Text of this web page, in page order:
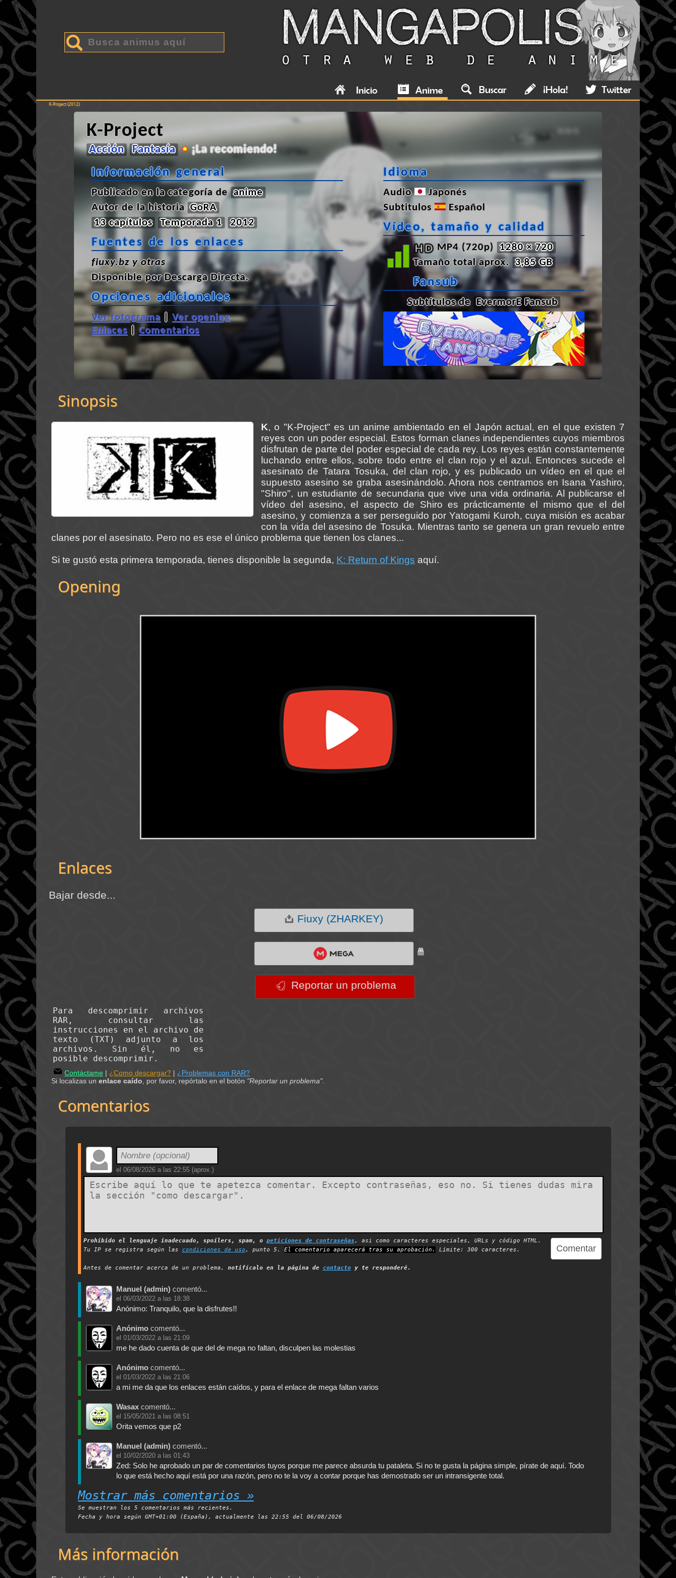
K-Project (2012)
K-Project
Acción Fantasía ¡La recomiendo!
Información general
Publicado en la categoría de anime
Autor de la historia GoRA
13 capítulos
Temporada 1 2012
Fuentes de los enlaces
fiuxy.bz y otras
Disponible por Descarga Directa.
Opciones adicionales
Ver fotograma
Ver opening
Enlaces
Comentarios
Idioma
Audio
Japonés
Subtitulos
Español
Vídeo, tamaño y calidad
MP4 (720p)
1280 × 720
Tamaño total aprox. 3,85 GB
Fansub
Subtítulos de EvermorE Fansub
Sinopsis
K, o "K-Project" es un anime ambientado en el Japón actual, en el que existen 7
reyes con un poder especial. Estos forman clanes independientes cuyos miembros
disfrutan de parte del poder especial de cada rey. Los reyes están constantemente
luchando entre ellos, sobre todo entre el clan rojo y el azul. Entonces sucede el
asesinato de Tatara Tosuka, del clan rojo, y es publicado un vídeo en el que el
supuesto asesino se graba asesinándolo. Ahora nos centramos en Isana Yashiro,
"Shiro", un estudiante de secundaria que vive una vida ordinaria. Al publicarse el
vídeo del asesino, el aspecto de Shiro es prácticamente el mismo que el del
asesino, y comienza a ser perseguido por Yatogami Kuroh, cuya misión es acabar
con la vida del asesino de Tosuka. Mientras tanto se genera un gran revuelo entre
clanes por el asesinato. Pero no es ese el único problema que tienen los clanes...
Si te gustó esta primera temporada, tienes disponible la segunda, K: Return of Kings aquí.
Opening
Enlaces
Bajar desde...
Fiuxy (ZHARKEY)
Reportar un problema
Para descomprimir archivos
RAR, consultar las
instrucciones en el archivo de
texto (TXT) adjunto a los
archivos. Sin él, no es
posible descomprimir.
Contáctame | ¿Como descargar? | ¿Problemas con RAR?
Si localizas un enlace caído , por favor, repórtalo en el botón "Reportar un problema".
Comentarios
el 06/08/2026 a las 22:55(aprox.)
Prohibido el lenguaje inadecuado, spoilers, spam, o peticiones de contraseñas, asi como caracteres especiales, URLs y código HTML.
Tu IP se registra según las condiciones de uso, punto 5. El comentario aparecerá tras su aprobación. Límite: 300 caracteres.
Antes de comentar acerca de un problema, notifícalo en la página de contacto y te responderé.
Manuel (admin)comentó...
el 06/03/2022 a las 18:38
Anónimo: Tranquilo, que la disfrutes!!
Anónimocomentó...
el 01/03/2022 a las 21:09
me he dado cuenta de que del de mega no faltan, disculpen las molestias
Anónimocomentó...
el 01/03/2022 a las 21:06
a mi me da que los enlaces están caídos, y para el enlace de mega faltan varios
Wasaxcomentó...
el 15/05/2021 a las 08:51
Orita vemos que p2
Manuel (admin)comentó...
el 10/02/2020 a las 01:43
Zed: Solo he aprobado un par de comentarios tuyos porque me parece absurda tu pataleta. Si no te gusta la página simple, pírate de aquí. Todo
lo que está hecho aquí está por una razón, pero no te la voy a contar porque has demostrado ser un intransigente total.
Mostrar más comentarios »
Se muestran los 5 comentarios más recientes.
Fecha y hora según GMT+01:00 (España) , actualmente las 22:55 del 06/08/2026
Más información